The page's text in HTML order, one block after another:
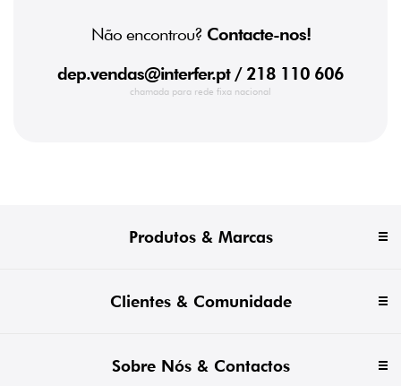
Não encontrou? Contacte-nos!
dep.vendas@interfer.pt/ 218 110 606
chamada para rede fixa nacional
Produtos & Marcas
Clientes & Comunidade
Sobre Nós & Contactos